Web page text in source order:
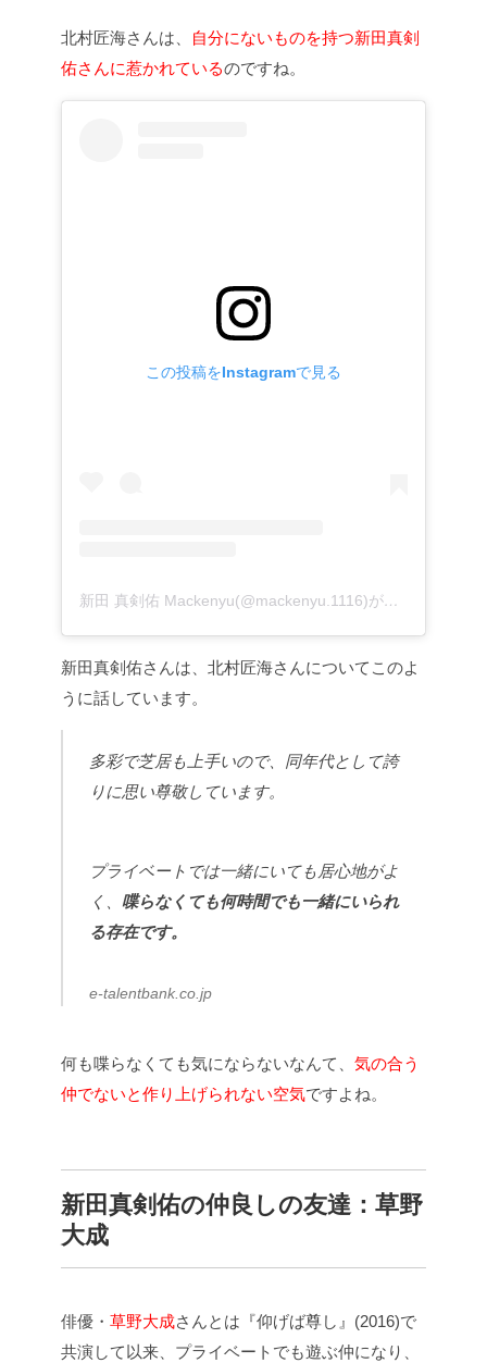
北村匠海さんは、
自分にないものを持つ新田真剣
佑さんに惹かれているのですね。
この投稿をInstagramで見る
新田 真剣佑 Mackenyu(@mackenyu.1116)がシェアした投稿
新田真剣佑さんは、北村匠海さんについてこのよ
うに話しています。
多彩で芝居も上手いので、同年代として誇
りに思い尊敬しています。
プライベートでは一緒にいても居心地がよ
く、 喋らなくても何時間でも一緒にいられ
る存在です。
e-talentbank.co.jp
何も喋らなくても気にならないなんて、 気の合う
仲でないと作り上げられない空気ですよね。
新田真剣佑の仲良しの友達：草野
大成
俳優・ 草野大成さんとは『仰げば尊し』(2016)で
共演して以来、プライベートでも遊ぶ仲になり、